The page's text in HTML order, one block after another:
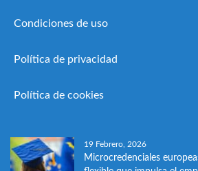
Condiciones de uso
Política de privacidad
Política de cookies
19 Febrero, 2026
Microcredenciales